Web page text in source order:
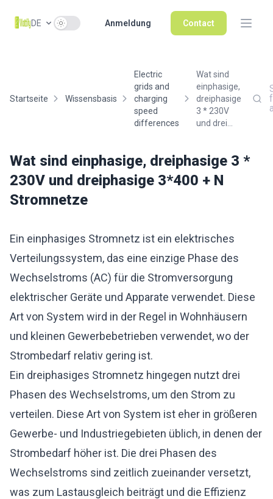
DE Use setting Anmeldung Contact
Startseite Wissensbasis
Electric
grids and
charging
speed
differences
Wat sind
einphasige,
dreiphasige
3 * 230V
und drei...
Wat sind einphasige, dreiphasige 3 *
230V und dreiphasige 3*400 + N
Stromnetze
Ein einphasiges Stromnetz ist ein elektrisches
Verteilungssystem, das eine einzige Phase des
Wechselstroms (AC) für die Stromversorgung
elektrischer Geräte und Apparate verwendet. Diese
Art von System wird in der Regel in Wohnhäusern
und kleinen Gewerbebetrieben verwendet, wo der
Strombedarf relativ gering ist.
Ein dreiphasiges Stromnetz hingegen nutzt drei
Phasen des Wechselstroms, um den Strom zu
verteilen. Diese Art von System ist eher in größeren
Gewerbe- und Industriegebieten üblich, in denen der
Strombedarf höher ist. Die drei Phasen des
Wechselstroms sind zeitlich zueinander versetzt,
was zum Lastausgleich beiträgt und die Effizienz